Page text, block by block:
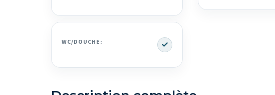
WC/DOUCHE: Yes